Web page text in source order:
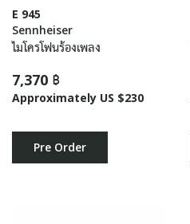
E 945
Sennheiser
ไมโครโฟนร้องเพลง
7,370 ฿
Approximately US $230
Pre Order